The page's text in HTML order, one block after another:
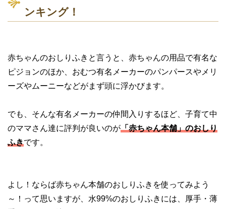
ンキング！
赤ちゃんのおしりふきと言うと、赤ちゃんの用品で有名な
ピジョンのほか、おむつ有名メーカーのパンパースやメリ
ーズやムーニーなどがまず頭に浮かびます。
でも、そんな有名メーカーの仲間入りするほど、子育て中
のママさん達に評判が良いのが「赤ちゃん本舗」のおしり
ふきです。
よし！ならば赤ちゃん本舗のおしりふきを使ってみよう
～！って思いますが、水99%のおしりふきには、厚手・薄